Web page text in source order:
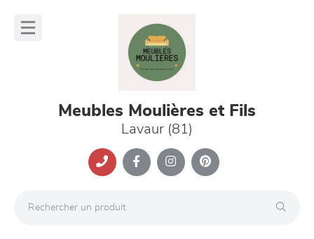
Meubles Moulières et Fils
Lavaur (81)